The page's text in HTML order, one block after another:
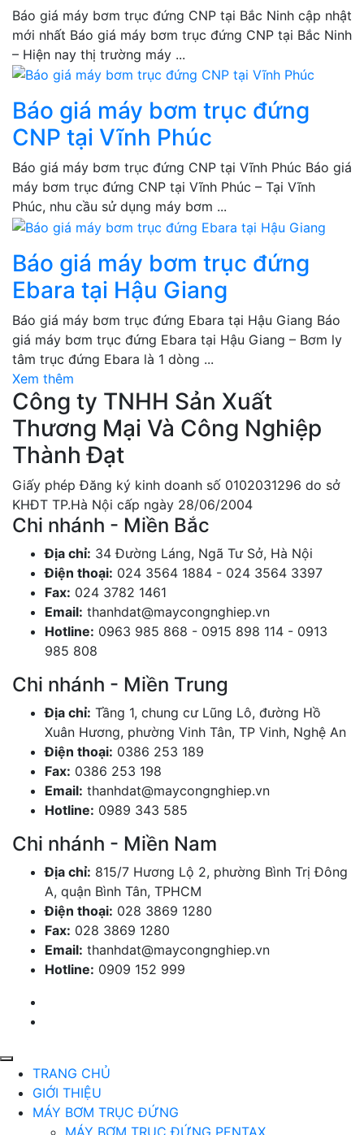
Báo giá máy bơm trục đứng CNP tại Bắc Ninh cập nhật
mới nhất Báo giá máy bơm trục đứng CNP tại Bắc Ninh
– Hiện nay thị trường máy ...
Báo giá máy bơm trục đứng
CNP tại Vĩnh Phúc
Báo giá máy bơm trục đứng CNP tại Vĩnh Phúc Báo giá
máy bơm trục đứng CNP tại Vĩnh Phúc – Tại Vĩnh
Phúc, nhu cầu sử dụng máy bơm ...
Báo giá máy bơm trục đứng
Ebara tại Hậu Giang
Báo giá máy bơm trục đứng Ebara tại Hậu Giang Báo
giá máy bơm trục đứng Ebara tại Hậu Giang – Bơm ly
tâm trục đứng Ebara là 1 dòng ...
Xem thêm
Công ty TNHH Sản Xuất
Thương Mại Và Công Nghiệp
Thành Đạt
Giấy phép Đăng ký kinh doanh số 0102031296 do sở
KHĐT TP.Hà Nội cấp ngày 28/06/2004
Chi nhánh - Miền Bắc
Địa chỉ: 34 Đường Láng, Ngã Tư Sở, Hà Nội
Điện thoại: 024 3564 1884 - 024 3564 3397
Fax: 024 3782 1461
Email: thanhdat@maycongnghiep.vn
Hotline: 0963 985 868 - 0915 898 114 - 0913
985 808
Chi nhánh - Miền Trung
Địa chỉ: Tầng 1, chung cư Lũng Lô, đường Hồ
Xuân Hương, phường Vinh Tân, TP Vinh, Nghệ An
Điện thoại: 0386 253 189
Fax: 0386 253 198
Email: thanhdat@maycongnghiep.vn
Hotline: 0989 343 585
Chi nhánh - Miền Nam
Địa chỉ: 815/7 Hương Lộ 2, phường Bình Trị Đông
A, quận Bình Tân, TPHCM
Điện thoại: 028 3869 1280
Fax: 028 3869 1280
Email: thanhdat@maycongnghiep.vn
Hotline: 0909 152 999
TRANG CHỦ
GIỚI THIỆU
MÁY BƠM TRỤC ĐỨNG
MÁY BƠM TRỤC ĐỨNG PENTAX